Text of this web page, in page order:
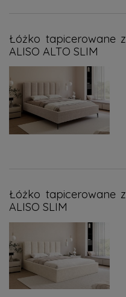
Łóżko tapicerowane
ALISO ALTO SLIM
Łóżko tapicerowane
ALISO SLIM